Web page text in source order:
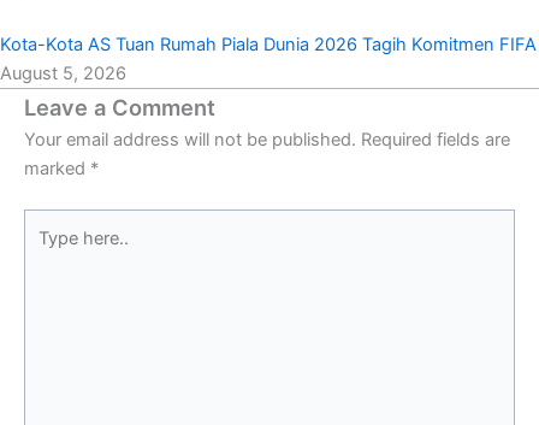
Kota-Kota AS Tuan Rumah Piala Dunia 2026 Tagih Komitmen FIFA
August 5, 2026
Leave a Comment
Your email address will not be published. Required fields are
marked *
here..